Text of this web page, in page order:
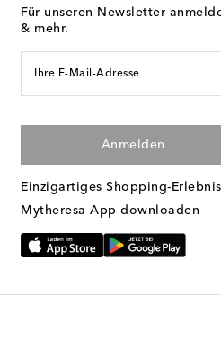
Für unseren Newsletter
& mehr.
Ihre E-Mail-Adresse
Anmelden
Einzigartiges Shopping-Erlebnis
Mytheresa App downloaden